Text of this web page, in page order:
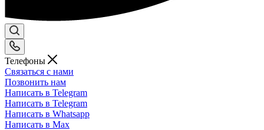
Телефоны
Связаться с нами
Позвонить нам
Написать в Telegram
Написать в Telegram
Написать в Whatsapp
Написать в Max